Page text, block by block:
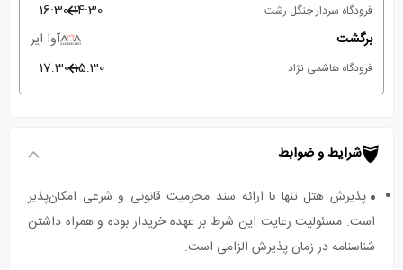
فرودگاه سردار جنگل رشت 14:30
16:30
برگشت
آوا ایر
فرودگاه هاشمی نژاد 15:30
17:30
شرایط و ضوابط
پذیرش هتل تنها با ارائه سند محرمیت قانونی و شرعی امکان‌پذیر
است. مسئولیت رعایت این شرط بر عهده خریدار بوده و همراه داشتن
شناسنامه در زمان پذیرش الزامی است.